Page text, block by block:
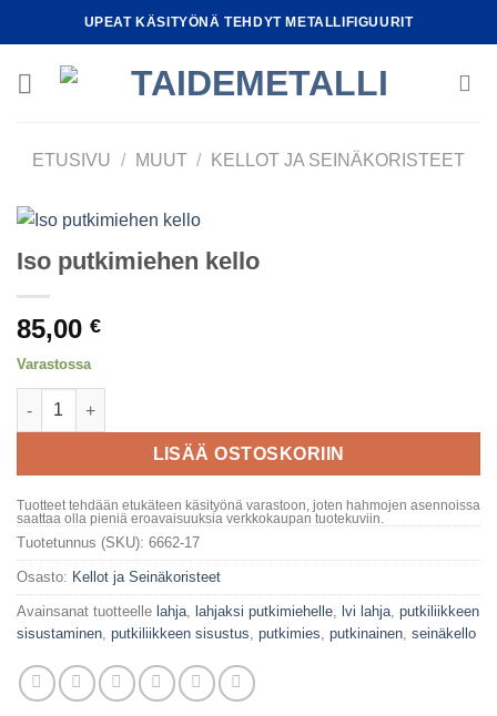
to
UPEAT KÄSITYÖNÄ TEHDYT METALLIFIGUURIT
ETUSIVU / MUUT / KELLOT JA SEINÄKORISTEET
Iso putkimiehen kello
85,00 €
Varastossa
Iso putkimiehen kello määrä
LISÄÄ OSTOSKORIIN
Tuotteet tehdään etukäteen käsityönä varastoon, joten hahmojen asennoissa
saattaa olla pieniä eroavaisuuksia verkkokaupan tuotekuviin.
Tuotetunnus (SKU): 6662-17
Osasto: Kellot ja Seinäkoristeet
Avainsanat tuotteelle lahja lahjaksi putkimiehelle lvi lahja putkiliikkeen
sisustaminen putkiliikkeen sisustus putkimies putkinainen seinäkello